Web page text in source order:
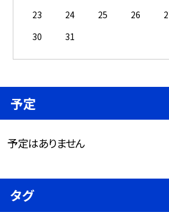
23
24 25 26
30
31
予定
予定はありません
タグ